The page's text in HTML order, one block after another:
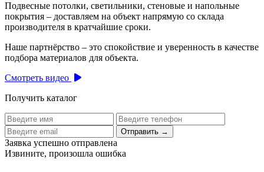
Подвесные потолки, светильники, стеновые и напольные
покрытия – доставляем на объект напрямую со склада
производителя в кратчайшие сроки.
Наше партнёрство – это спокойствие и уверенность в качестве
подбора материалов для объекта.
Смотреть видео
Получить каталог
Отправить →
Заявка успешно отправлена
Извините, произошла ошибка